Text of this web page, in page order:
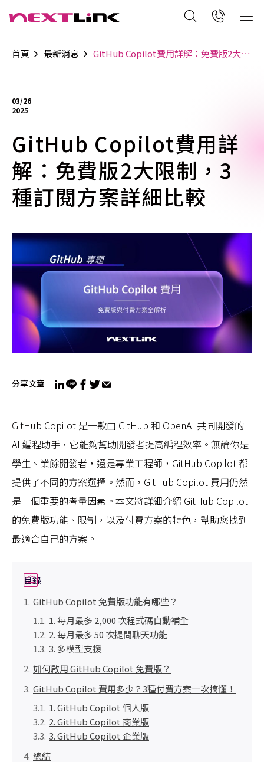
首頁 最新消息 GitHub Copilot費用詳解：免費版2大限制，3種訂閱方案詳細比較
03/26
2025
GitHub Copilot費用詳
解：免費版2大限制，3
種訂閱方案詳細比較
分享文章
GitHub Copilot 是一款由 GitHub 和 OpenAI 共同開發的
AI 編程助手，它能夠幫助開發者提高編程效率。無論你是
學生、業餘開發者，還是專業工程師，GitHub Copilot 都
提供了不同的方案選擇。然而，GitHub Copilot 費用仍然
是一個重要的考量因素。本文將詳細介紹 GitHub Copilot
的免費版功能、限制，以及付費方案的特色，幫助您找到
最適合自己的方案。
目錄
GitHub Copilot 免費版功能有哪些？
1. 每月最多 2,000 次程式碼自動補全
2. 每月最多 50 次提問聊天功能
3. 多模型支援
如何啟用 GitHub Copilot 免費版？
GitHub Copilot 費用多少？3種付費方案一次搞懂！
1. GitHub Copilot 個人版
2. GitHub Copilot 商業版
3. GitHub Copilot 企業版
總結